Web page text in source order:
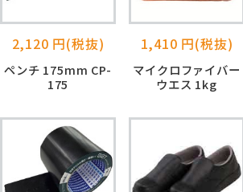
2,120 円(税抜)
ペンチ 175mm CP-
175
1,410 円(税抜)
マイクロファイバー
ウエス 1kg